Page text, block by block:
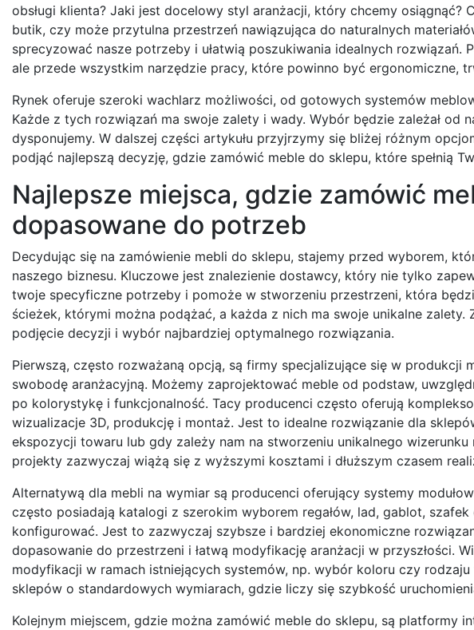
obsługi klienta? Jaki jest docelowy styl aranżacji, który chcemy osiągnąć?
butik, czy może przytulna przestrzeń nawiązująca do naturalnych
sprecyzować nasze potrzeby i ułatwią poszukiwania idealnych rozwiązań.
ale przede wszystkim narzędzie pracy, które powinno być ergonomiczne,
Rynek oferuje szeroki wachlarz możliwości, od gotowych systemów
Każde z tych rozwiązań ma swoje zalety i wady. Wybór będzie zależał od
dysponujemy. W dalszej części artykułu przyjrzymy się bliżej różnym
podjąć najlepszą decyzję, gdzie zamówić meble do sklepu, które spełnią
Najlepsze miejsca, gdzie zamówić
dopasowane do potrzeb
Decydując się na zamówienie mebli do sklepu, stajemy przed wyborem,
naszego biznesu. Kluczowe jest znalezienie dostawcy, który nie tylko
twoje specyficzne potrzeby i pomoże w stworzeniu przestrzeni, która
ścieżek, którymi można podążać, a każda z nich ma swoje unikalne
podjęcie decyzji i wybór najbardziej optymalnego rozwiązania.
Pierwszą, często rozważaną opcją, są firmy specjalizujące się w produkcji
swobodę aranżacyjną. Możemy zaprojektować meble od podstaw,
po kolorystykę i funkcjonalność. Tacy producenci często oferują
wizualizacje 3D, produkcję i montaż. Jest to idealne rozwiązanie dla
ekspozycji towaru lub gdy zależy nam na stworzeniu unikalnego
projekty zazwyczaj wiążą się z wyższymi kosztami i dłuższym czasem
Alternatywą dla mebli na wymiar są producenci oferujący systemy
często posiadają katalogi z szerokim wyborem regałów, lad, gablot,
konfigurować. Jest to zazwyczaj szybsze i bardziej ekonomiczne
dopasowanie do przestrzeni i łatwą modyfikację aranżacji w przyszłości.
modyfikacji w ramach istniejących systemów, np. wybór koloru czy
sklepów o standardowych wymiarach, gdzie liczy się szybkość
Kolejnym miejscem, gdzie można zamówić meble do sklepu, są platformy